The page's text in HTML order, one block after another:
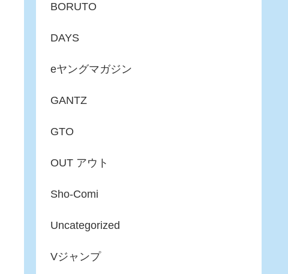
BORUTO
DAYS
eヤングマガジン
GANTZ
GTO
OUT アウト
Sho-Comi
Uncategorized
Vジャンプ